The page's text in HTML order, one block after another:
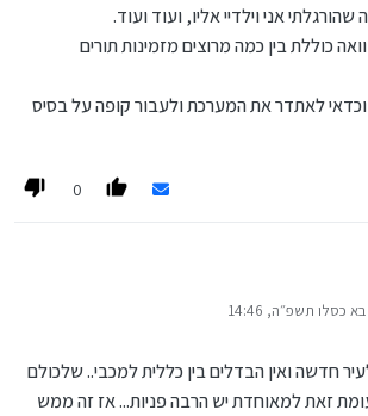
אני וילדיי אליו, ועוד ועוד.
כוללת בין כמה מרוצים מזמינות תורים
וכדאי לאתדר את המערכת ולעבור קופה על בסיס
0
משפחה שהורגלתי אני וילדיי אליו, ועוד ועוד.
נצרכת השוואה כוללת בין כמה מרוצים מזמינות תורים
וכו'
חושב שמרני וכדאי לאתדר את המערכת ולעבור קופה על
ותו לא.
א כסלו תשפ״ה, 14:46
לאחרונה על ידי
חדשה ואין הבדלים בין כללית למכבי.. שלכולם
זאת למאוחדת יש הרבה פניות... אז זה ממש